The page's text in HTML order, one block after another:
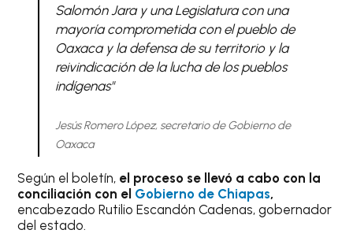
Salomón Jara y una Legislatura con una
mayoría comprometida con el pueblo de
Oaxaca y la defensa de su territorio y la
reivindicación de la lucha de los pueblos
indígenas"
Jesús Romero López, secretario de Gobierno de
Oaxaca
Según el boletín, el proceso se llevó a cabo con la
conciliación con el Gobierno de Chiapas,
encabezado Rutilio Escandón Cadenas, gobernador
del estado.